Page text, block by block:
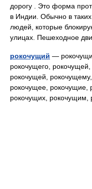
дорогу . Это форма
в Индии. Обычно в таких
людей, которые
улицах. Пешеходное
рокочущий —
рокочущего,
рокочущей,
рокочущее, рокочущие,
рокочущих,